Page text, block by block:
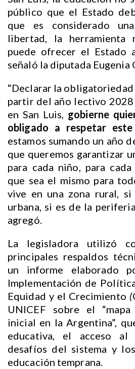
público que el Estado
que es considerado
libertad, la herramienta
puede ofrecer el Estado
señaló la diputada Eugenia
“Declarar la obligatoriedad
partir del año lectivo 2028
en San Luis, gobierne
obligado a respetar este
estamos sumando un año
que queremos garantizar
para cada niño, para
que sea el mismo para
vive en una zona rural,
urbana, si es de la
agregó.
La legisladora utilizó
principales respaldos
un informe elaborado
Implementación de
Equidad y el Crecimiento (
UNICEF sobre el
inicial en la Argentina”,
educativa, el acceso
desafíos del sistema y
educación temprana.